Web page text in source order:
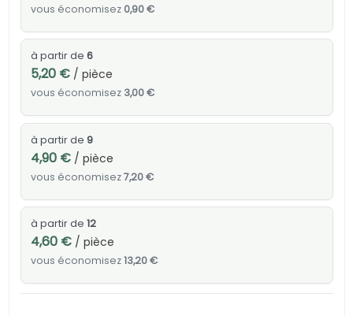
vous économisez 0,90 €
à partir de 6
5,20 €/ pièce
vous économisez 3,00 €
à partir de 9
4,90 €/ pièce
vous économisez7,20 €
à partir de 12
4,60 €/ pièce
vous économisez13,20 €